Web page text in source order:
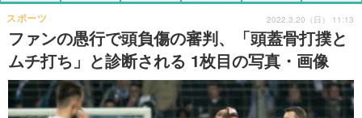
経済
芸能 スポーツ
恋愛 ビックリ
コメントポスト アリ／ナシ
ファンの愚行で頭負傷の審判、「頭蓋骨打撲と
ムチ打ち」と診断される 1枚目の写真・画像
スポーツ 2022.3.20（日） 11:13